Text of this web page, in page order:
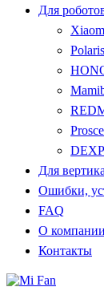
Для
Polaris
DEXP
Для
Ошибки,
FAQ
О компании
Контакты